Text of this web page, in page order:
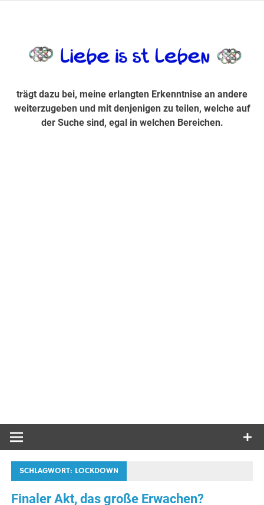
Suche sind, egal in welchen Bereichen.
trägt dazu bei, meine erlangten Erkenntnise an andere
weiterzugeben und mit denjenigen zu teilen, welche auf
der Suche sind, egal in welchen Bereichen.
SCHLAGWORT: LOCKDOWN
Finaler Akt, das große Erwachen?